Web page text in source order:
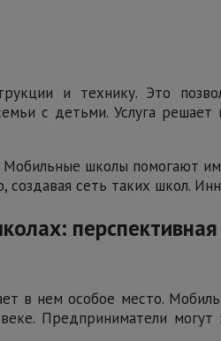
и технику. Это
с детьми. Услуга
школы помогают
сеть таких школ.
в нем особое место.
Предприниматели могут